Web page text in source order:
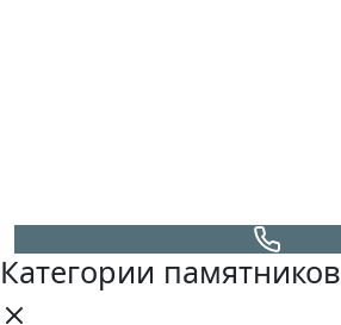
Категории памятников